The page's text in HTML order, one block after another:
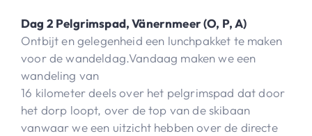
Dag 2 Pelgrimspad, Vänernmeer (O, P, A)
Ontbijt en gelegenheid een lunchpakket te maken
voor de wandeldag.Vandaag maken we een
wandeling van
16 kilometer deels over het pelgrimspad dat door
het dorp loopt, over de top van de skibaan
vanwaar we een uitzicht hebben over de directe